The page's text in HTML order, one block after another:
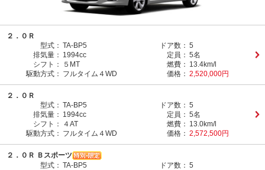
２．０Ｒ
型式： TA-BP5 ドア数： 5
排気量： 1994cc 定員： 5名
シフト：
５MT 燃費： 13.4km/l
駆動方式： フルタイム４WD 価格： 2,520,000円
２．０Ｒ
型式： TA-BP5 ドア数： 5
排気量： 1994cc 定員： 5名
シフト：
４AT 燃費： 13.0km/l
駆動方式： フルタイム４WD 価格： 2,572,500円
２．０Ｒ Ｂスポーツ
型式： TA-BP5 ドア数： 5